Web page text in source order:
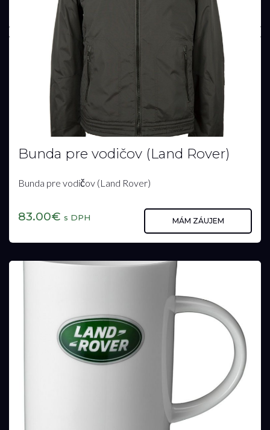
Bunda pre vodičov (Land Rover)
Bunda pre vodičov (Land Rover)
83.00€ s DPH MÁM ZÁUJEM